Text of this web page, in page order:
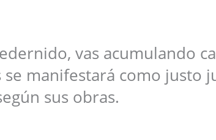
vas acumulando
manifestará como justo
sus obras.